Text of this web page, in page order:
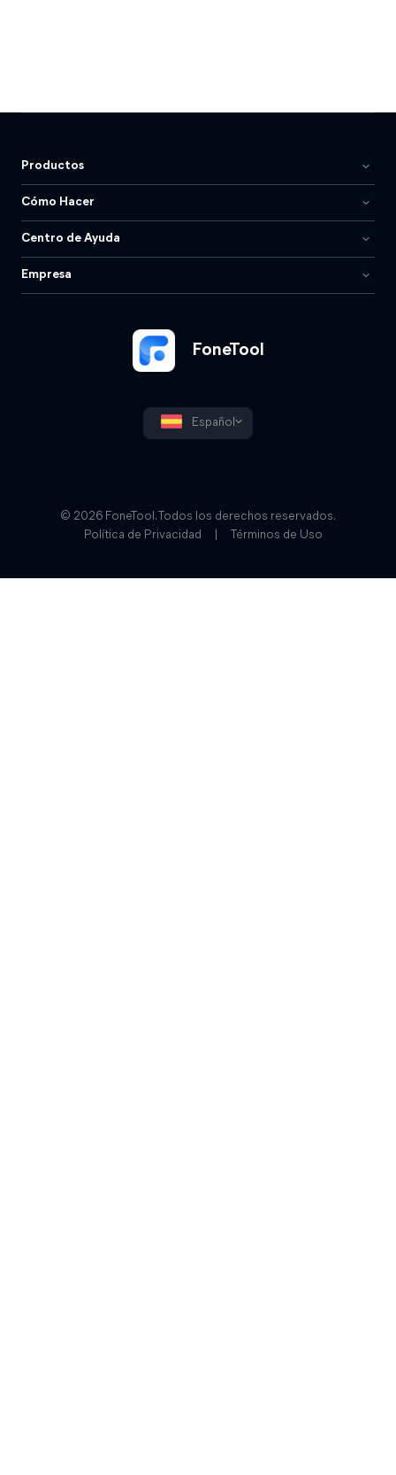
FoneTool
Español
Productos
Cómo Hacer
Centro de Ayuda
Empresa
© 2026 FoneTool. Todos los derechos reservados.
Política de Privacidad
Términos de Uso